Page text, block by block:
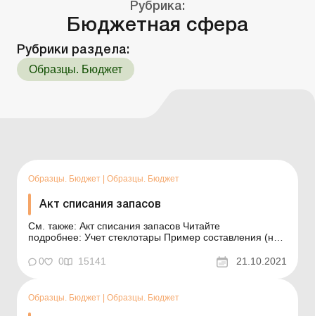
Рубрика:
Бюджетная сфера
Рубрики раздела:
Образцы. Бюджет
Образцы. Бюджет Образцы. Бюджет
Акт списания запасов
См. также: Акт списания запасов Читайте
подробнее: Учет стеклотары Пример составления (на
0
0 15141 21.10.2021
Образцы. Бюджет Образцы. Бюджет